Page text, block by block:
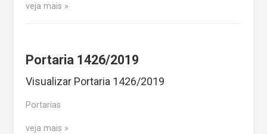
veja mais
Portaria 1426/2019
Visualizar Portaria 1426/2019
Portarias
veja mais